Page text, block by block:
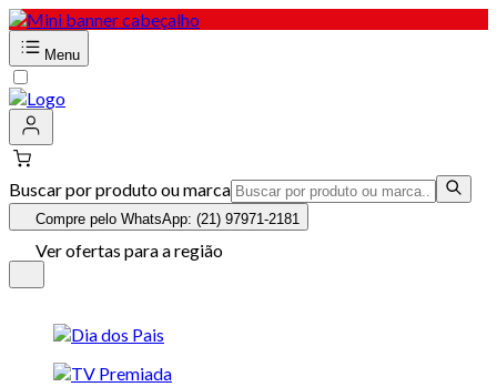
Menu
Buscar por produto ou marca
Compre pelo WhatsApp: (21) 97971-2181
Ver ofertas para a região